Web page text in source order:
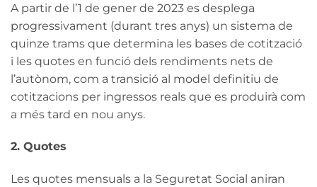
A partir de l’1 de gener de 2023 es desplega
progressivament (durant tres anys) un sistema de
quinze trams que determina les bases de cotització
i les quotes en funció dels rendiments nets de
l’autònom, com a transició al model definitiu de
cotitzacions per ingressos reals que es produirà com
a més tard en nou anys.
2. Quotes
Les quotes mensuals a la Seguretat Social aniran